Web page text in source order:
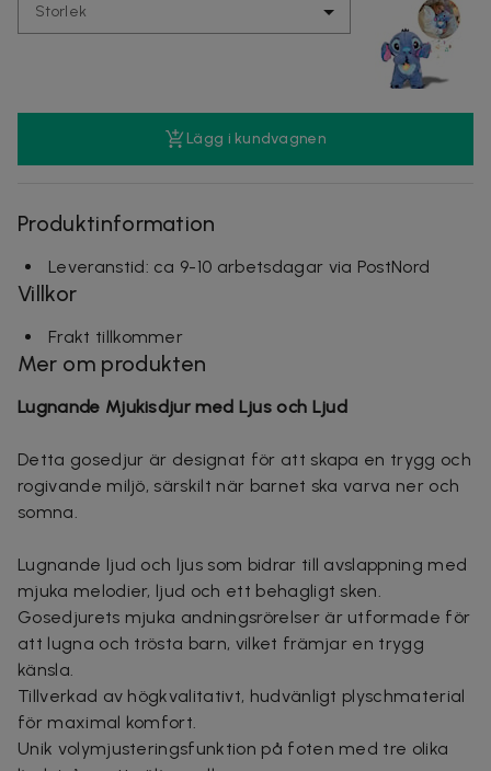
Storlek
Lägg i kundvagnen
Produktinformation
Leveranstid: ca 9-10 arbetsdagar via PostNord
Villkor
Frakt tillkommer
Mer om produkten
Lugnande Mjukisdjur med Ljus och Ljud
Detta gosedjur är designat för att skapa en trygg och
rogivande miljö, särskilt när barnet ska varva ner och
somna.
Lugnande ljud och ljus som bidrar till avslappning med
mjuka melodier, ljud och ett behagligt sken.
Gosedjurets mjuka andningsrörelser är utformade för
att lugna och trösta barn, vilket främjar en trygg
känsla.
Tillverkad av högkvalitativt, hudvänligt plyschmaterial
för maximal komfort.
Unik volymjusteringsfunktion på foten med tre olika